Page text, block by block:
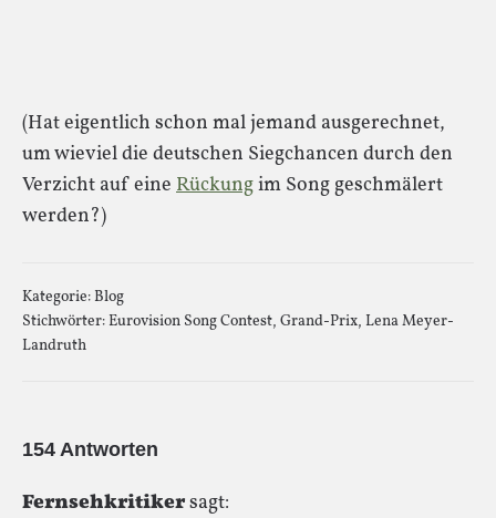
(Hat eigentlich schon mal jemand ausgerechnet,
um wieviel die deutschen Siegchancen durch den
Verzicht auf eine Rückungim Song geschmälert
werden?)
Kategorie:Blog
Stichwörter:Eurovision Song Contest, Grand-Prix, Lena Meyer-
Landruth
154 Antworten
Fernsehkritikersagt: